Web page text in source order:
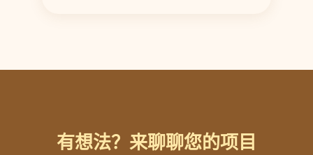
有想法？来聊聊您的项目